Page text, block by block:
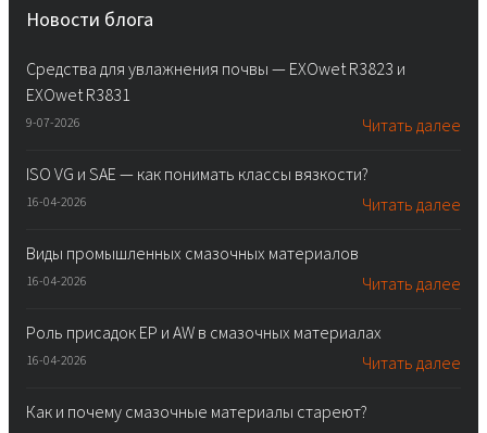
Новости блога
Средства для увлажнения почвы — EXOwet R3823 и
EXOwet R3831
9-07-2026 Читать далее
ISO VG и SAE — как понимать классы вязкости?
16-04-2026 Читать далее
Виды промышленных смазочных материалов
16-04-2026 Читать далее
Роль присадок EP и AW в смазочных материалах
16-04-2026 Читать далее
Как и почему смазочные материалы стареют?